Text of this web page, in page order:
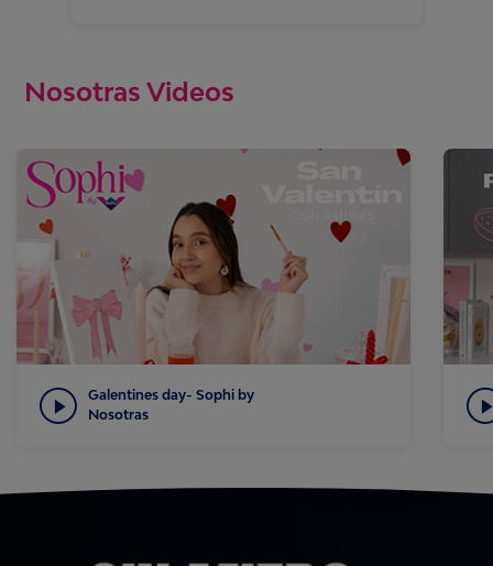
Nosotras Videos
Galentines day- Sophi by
Nosotras